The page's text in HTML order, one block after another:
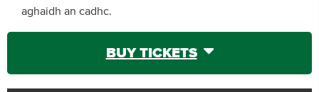
aghaidh an cadhc.
BUY TICKETS